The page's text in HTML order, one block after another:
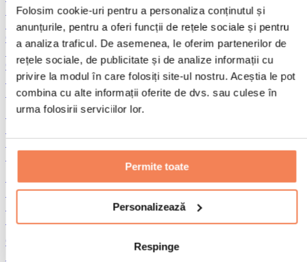
Folosim cookie-uri pentru a personaliza conținutul și
anunțurile, pentru a oferi funcții de rețele sociale și pentru
a analiza traficul. De asemenea, le oferim partenerilor de
rețele sociale, de publicitate și de analize informații cu
privire la modul în care folosiți site-ul nostru. Aceștia le pot
combina cu alte informații oferite de dvs. sau culese în
urma folosirii serviciilor lor.
Permite toate
Personalizează
Respinge
Pește
Alimente gata preparate
Ouă
Pâine și produse de patiserie
Carne
Leguminoase
Alte alimente fitness
Unturi din nuci
Unturi dulci din nuci
Superalimente verzi
Alte superalimente
Gustări proteice